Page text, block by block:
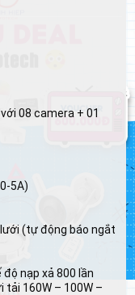
08 camera + 01
5A)
(tự động báo ngắt
độ nạp xả 800 lần
tải 160W – 100W –